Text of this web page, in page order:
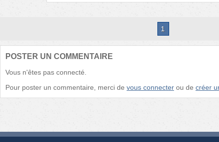
1
POSTER UN COMMENTAIRE
Vous n'êtes pas connecté.
Pour poster un commentaire, merci de vous connecter ou de créer